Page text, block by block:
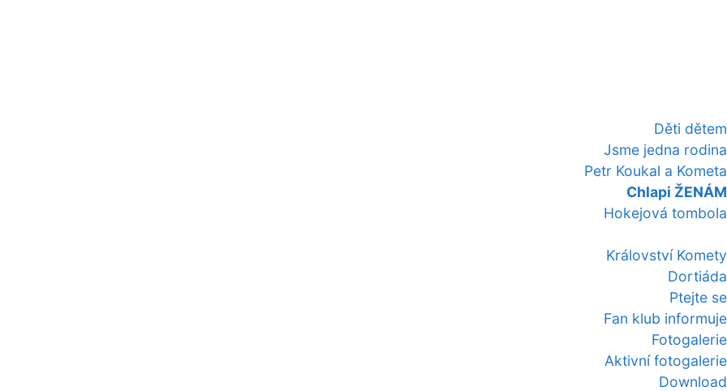
Děti dětem
Jsme jedna rodina
Petr Koukal a Kometa
Chlapi ŽENÁM
Hokejová tombola
Království Komety
Dortiáda
Ptejte se
Fan klub informuje
Fotogalerie
Aktivní fotogalerie
Download